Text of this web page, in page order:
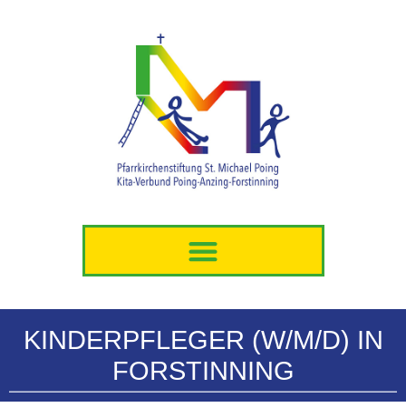
KINDERPFLEGER (W/M/D) IN
FORSTINNING